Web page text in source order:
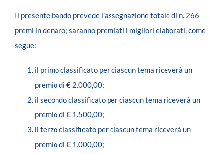
Il presente bando prevede l’assegnazione totale di n. 266
premi in denaro; saranno premiati i migliori elaborati, come
segue:
il primo classificato per ciascun tema riceverà un
premio di € 2.000,00;
il secondo classificato per ciascun tema riceverà un
premio di € 1.500,00;
il terzo classificato per ciascun tema riceverà un
premio di € 1.000,00;